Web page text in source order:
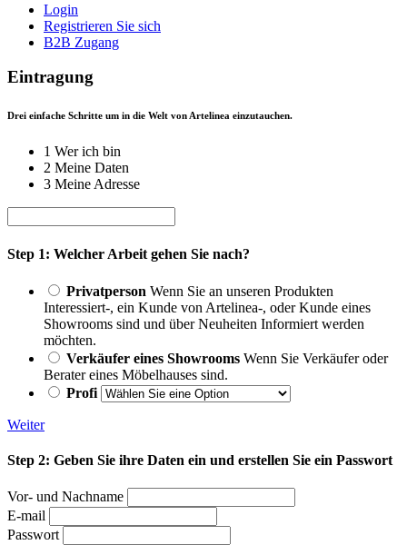
Login
Registrieren Sie sich
B2B Zugang
Eintragung
Drei einfache Schritte um in die Welt von Artelinea einzutauchen.
1 Wer ich bin
2 Meine Daten
3 Meine Adresse
Step 1: Welcher Arbeit gehen Sie nach?
Privatperson Wenn Sie an unseren Produkten
Interessiert-, ein Kunde von Artelinea-, oder Kunde eines
Showrooms sind und über Neuheiten Informiert werden
möchten.
Verkäufer eines Showrooms Wenn Sie Verkäufer oder
Berater eines Möbelhauses sind.
Profi
Weiter
Step 2: Geben Sie ihre Daten ein und erstellen Sie ein Passwort
Vor- und Nachname
E-mail
Passwort